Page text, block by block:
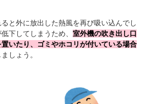
と外に放出した熱風を再び吸い込んでし
下してしまうため、 室外機の吹き出し口
いたり、ゴミやホコリが付いている場合
しょう。